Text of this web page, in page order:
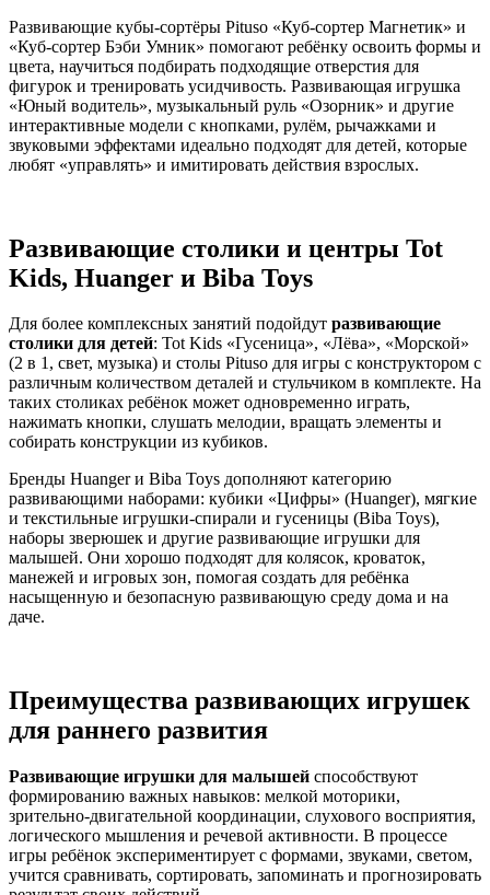
Развивающие кубы‑сортёры Pituso «Куб‑сортер Магнетик» и
«Куб‑сортер Бэби Умник» помогают ребёнку освоить формы и
цвета, научиться подбирать подходящие отверстия для
фигурок и тренировать усидчивость. Развивающая игрушка
«Юный водитель», музыкальный руль «Озорник» и другие
интерактивные модели с кнопками, рулём, рычажками и
звуковыми эффектами идеально подходят для детей, которые
любят «управлять» и имитировать действия взрослых.
Развивающие столики и центры Tot
Kids, Huanger и Biba Toys
Для более комплексных занятий подойдут развивающие
столики для детей: Tot Kids «Гусеница», «Лёва», «Морской»
(2 в 1, свет, музыка) и столы Pituso для игры с конструктором с
различным количеством деталей и стульчиком в комплекте. На
таких столиках ребёнок может одновременно играть,
нажимать кнопки, слушать мелодии, вращать элементы и
собирать конструкции из кубиков.
Бренды Huanger и Biba Toys дополняют категорию
развивающими наборами: кубики «Цифры» (Huanger), мягкие
и текстильные игрушки‑спирали и гусеницы (Biba Toys),
наборы зверюшек и другие развивающие игрушки для
малышей. Они хорошо подходят для колясок, кроваток,
манежей и игровых зон, помогая создать для ребёнка
насыщенную и безопасную развивающую среду дома и на
даче.
Преимущества развивающих игрушек
для раннего развития
Развивающие игрушки для малышей способствуют
формированию важных навыков: мелкой моторики,
зрительно‑двигательной координации, слухового восприятия,
логического мышления и речевой активности. В процессе
игры ребёнок экспериментирует с формами, звуками, светом,
учится сравнивать, сортировать, запоминать и прогнозировать